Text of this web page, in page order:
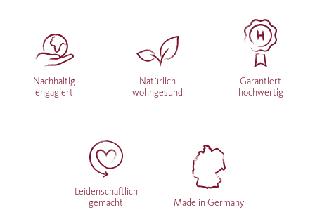
Nachhaltig
engagiert
Natürlich
wohngesund
Garantiert
hochwertig
Leidenschaftlich
gemacht
Made in Germany